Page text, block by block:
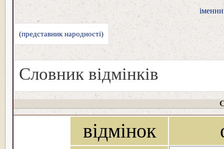
(представник народності)
Словник відмінків
відмінок